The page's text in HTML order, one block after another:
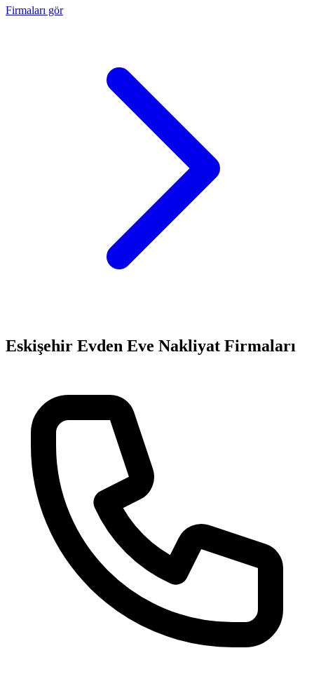
Firmaları gör
Eskişehir Evden Eve Nakliyat Firmaları